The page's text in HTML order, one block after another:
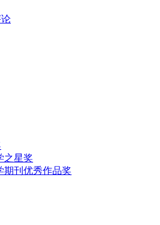
之星奖
期刊优秀作品奖